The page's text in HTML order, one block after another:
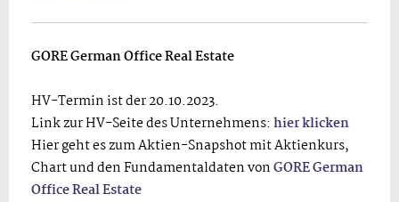
GORE German Office Real Estate
HV-Termin ist der 20.10.2023.
Link zur HV-Seite des Unternehmens: hier klicken
Hier geht es zum Aktien-Snapshot mit Aktienkurs,
Chart und den Fundamentaldaten vonGORE German
Office Real Estate